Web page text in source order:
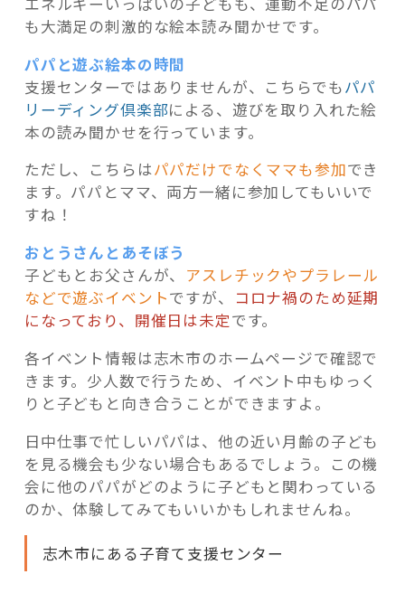
も大満足の刺激的な絵本読み聞かせです。
パパと遊ぶ絵本の時間
支援センターではありませんが、こちらでもパパ
リーディング倶楽部による、遊びを取り入れた絵
本の読み聞かせを行っています。
ただし、こちらはパパだけでなくママも参加でき
ます。パパとママ、両方一緒に参加してもいいで
すね！
おとうさんとあそぼう
子どもとお父さんが、 アスレチックやプラレール
などで遊ぶイベントですが、
コロナ禍のため延期
になっており、開催日は未定です。
各イベント情報は志木市のホームページで確認で
きます。少人数で行うため、イベント中もゆっく
りと子どもと向き合うことができますよ。
日中仕事で忙しいパパは、他の近い月齢の子ども
を見る機会も少ない場合もあるでしょう。この機
会に他のパパがどのように子どもと関わっている
のか、体験してみてもいいかもしれませんね。
志木市にある子育て支援センター